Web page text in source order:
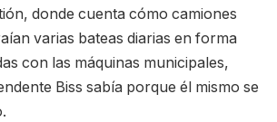
donde cuenta cómo camiones
varias bateas diarias en forma
con las máquinas municipales,
Biss sabía porque él mismo se